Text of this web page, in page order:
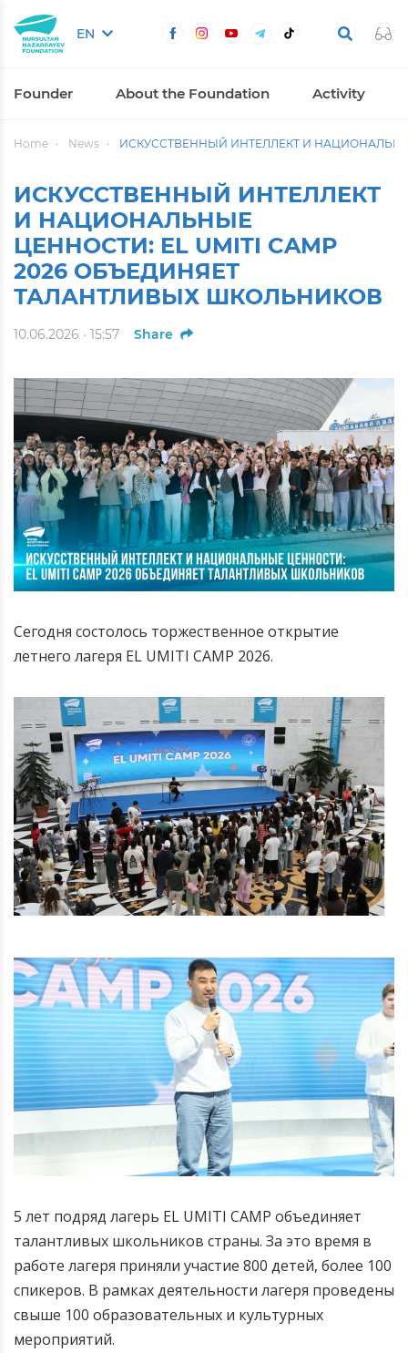
EN
Founder About the Foundation Activity
Home News ИСКУССТВЕННЫЙ ИНТЕЛЛЕКТ И
ИСКУССТВЕННЫЙ ИНТЕЛЛЕКТ
И НАЦИОНАЛЬНЫЕ
ЦЕННОСТИ: EL UMITI CAMP
2026 ОБЪЕДИНЯЕТ
ТАЛАНТЛИВЫХ ШКОЛЬНИКОВ
10.06.2026 · 15:57 Share
Сегодня состолось торжественное открытие
летнего лагеря EL UMITI CAMP 2026.
5 лет подряд лагерь EL UMITI CAMP объединяет
талантливых школьников страны. За это время в
работе лагеря приняли участие 800 детей, более 100
спикеров. В рамках деятельности лагеря проведены
свыше 100 образовательных и культурных
мероприятий.